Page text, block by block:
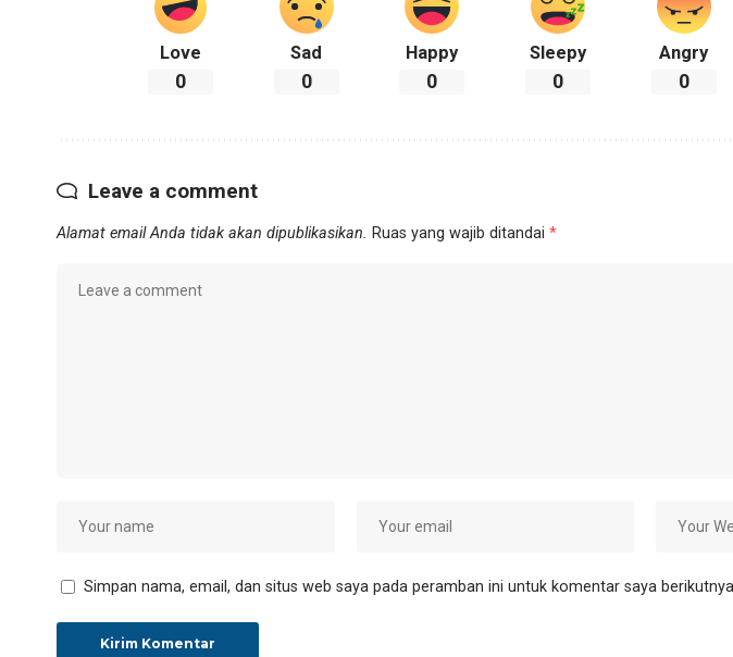
Love
0
Sad
0
Happy
0
Sleepy
0
Angry
0
Leave a comment
Alamat email Anda tidak akan dipublikasikan. Ruas yang wajib ditandai *
Simpan nama, email, dan situs web saya pada peramban ini untuk komentar saya